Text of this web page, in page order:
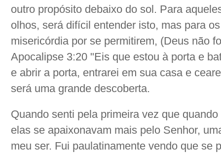
outro propósito debaixo do sol. Para
olhos, será difícil entender isto, mas para
misericórdia por se permitirem, (Deus não
Apocalipse 3:20 "Eis que estou à porta e
e abrir a porta, entrarei em sua casa e
será uma grande descoberta.
Quando senti pela primeira vez que
elas se apaixonavam mais pelo Senhor,
meu ser. Fui paulatinamente vendo que se